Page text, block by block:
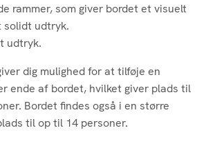
rammer, som giver bordet et visuelt
solidt udtryk.
udtryk.
dig mulighed for at tilføje en
ende af bordet, hvilket giver plads til
Bordet findes også i en større
til op til 14 personer.